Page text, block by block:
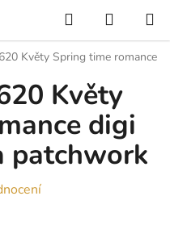
Hledat
KOŠÍK
Květy Spring time romance
Květy
digi
patchwork